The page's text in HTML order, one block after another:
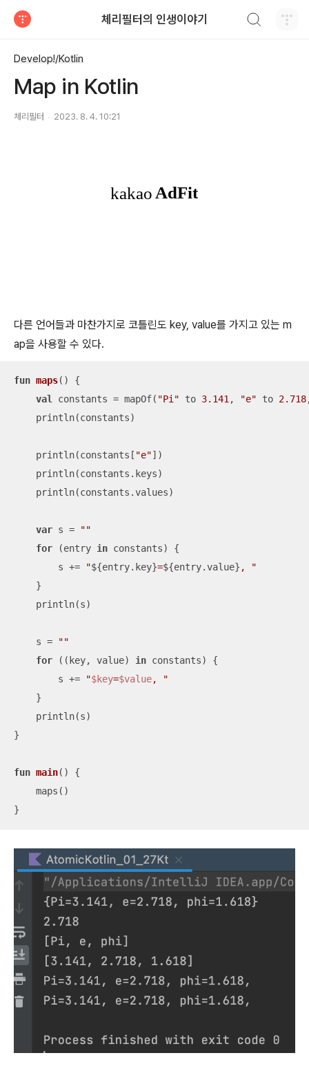
체리필터의 인생이야기
Develop!/Kotlin
Map in Kotlin
체리필터 2023. 8. 4. 10:21
다른 언어들과 마찬가지로 코틀린도 key, value를 가지고 있는 m
ap을 사용할 수 있다.
fun maps()
{
val
constants = mapOf( "Pi" to 3.141 , "e" to 2.718
    println(constants)
    println(constants[
"e"])
    println(constants.keys)
    println(constants.values)
var s =
""
for (entry in constants) {
        s +=
"${entry.key}=${entry.value} , "
    }
    println(s)
    s =
""
for ((key, value) in constants) {
        s +=
"$key=$value, "
    }
    println(s)
}
fun main()
{
    maps()
}